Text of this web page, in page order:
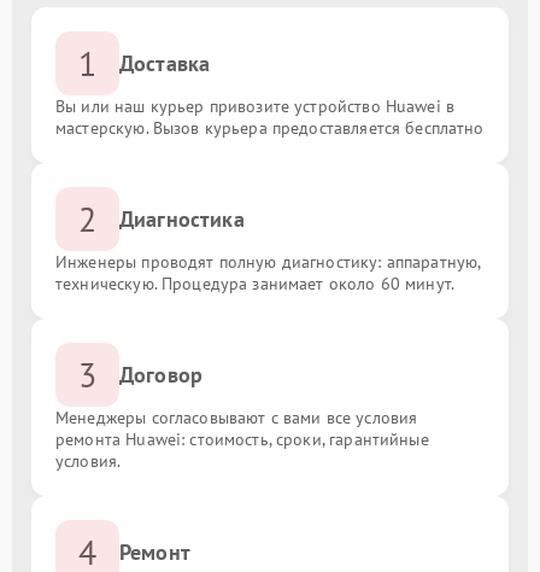
1 Доставка
Вы или наш курьер привозите устройство Huawei в
мастерскую. Вызов курьера предоставляется бесплатно
2 Диагностика
Инженеры проводят полную диагностику: аппаратную,
техническую. Процедура занимает около 60 минут.
3 Договор
Менеджеры согласовывают с вами все условия
ремонта Huawei: стоимость, сроки, гарантийные
условия.
4 Ремонт